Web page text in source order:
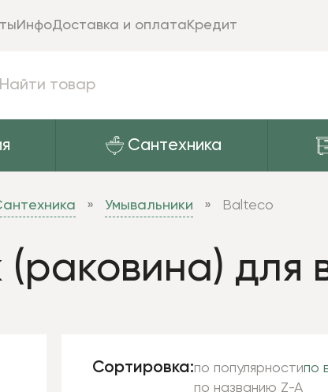
Сантехника
ИнфоДоставка и оплатаКредит
Умывальники Balteco
(раковина)
Сортировка:по популярностипо
по названию Z-A